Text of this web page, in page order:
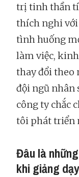
trị tinh thần
thích nghi
tình huống
làm việc,
thay đổi theo
đội ngũ nhân
công ty chắc
tôi phát triển
Đâu là
khi giảng